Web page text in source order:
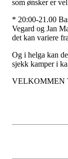
som ønsker er
* 20:00-21.00
Vegard og Jan
det kan variere
Og i helga kan
sjekk kamper i
VELKOMMEN